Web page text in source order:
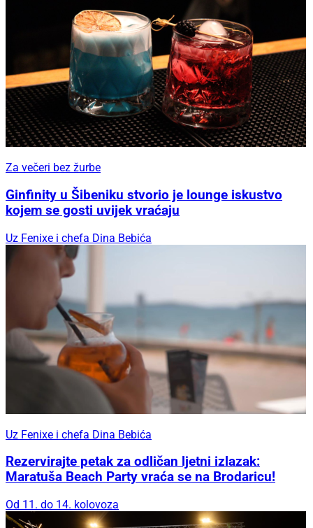
Za večeri bez žurbe
Ginfinity u Šibeniku stvorio je lounge iskustvo
kojem se gosti uvijek vraćaju
Uz Fenixe i chefa Dina Bebića
Uz Fenixe i chefa Dina Bebića
Rezervirajte petak za odličan ljetni izlazak:
Maratuša Beach Party vraća se na Brodaricu!
Od 11. do 14. kolovoza